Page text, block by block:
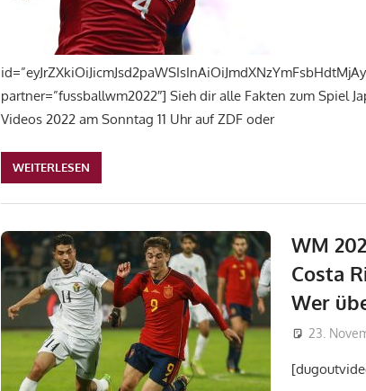
partner=”fussballwm2022″] Sieh dir alle Fakten zum Spiel
Videos 2022 am Sonntag 11 Uhr auf ZDF oder
WEITERLESEN
WM
Costa
Wer
23.